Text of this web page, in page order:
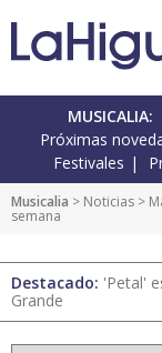
MUSICALIA:
Próximas
Festivales
Musicalia > Noticias >
semana
Destacado: 'Petal'
Grande